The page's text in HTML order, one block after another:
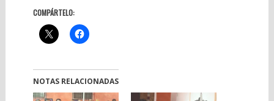
COMPÁRTELO:
NOTAS RELACIONADAS